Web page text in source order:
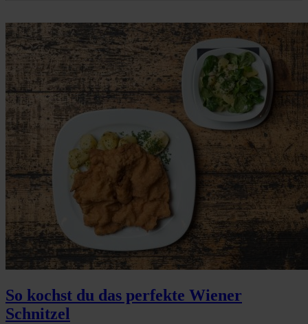
So kochst du das perfekte Wiener
Schnitzel